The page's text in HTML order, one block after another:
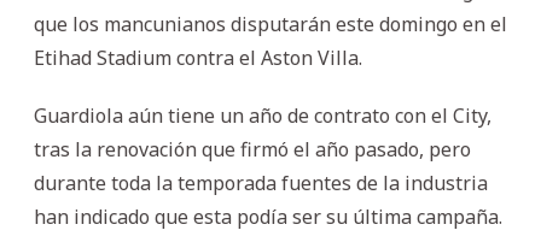
que los mancunianos disputarán este domingo en el
Etihad Stadium contra el Aston Villa.
Guardiola aún tiene un año de contrato con el City,
tras la renovación que firmó el año pasado, pero
durante toda la temporada fuentes de la industria
han indicado que esta podía ser su última campaña.